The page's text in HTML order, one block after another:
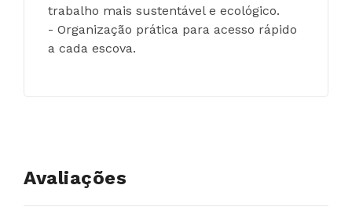
trabalho mais sustentável e ecológico.
- Organização prática para acesso rápido
a cada escova.
Avaliações